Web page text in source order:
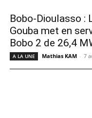
Bobo-Dioulasso :
Gouba met en
Bobo 2 de 26,4
A LA UNE Mathias KAM - 7